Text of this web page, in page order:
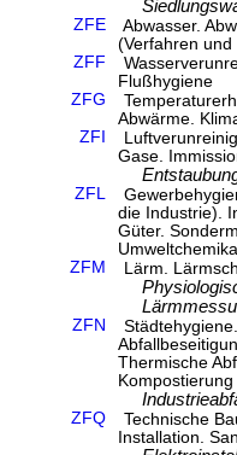
ZFE
Abwasser.
(Verfahren und
ZFF
Flußhygiene
ZFG
Abwärme.
ZFI
Gase.
ZFL
die Industrie).
Güter.
ZFM
Lärm.
ZFN
Thermische
Kompostierung
ZFQ
Technische
Installation.